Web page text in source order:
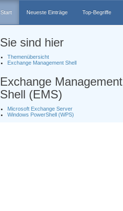
Start Neueste Einträge Top-Begriffe
Sie sind hier
Themenübersicht
Exchange Management Shell
Exchange Management
Shell (EMS)
Microsoft Exchange Server
Windows PowerShell (WPS)